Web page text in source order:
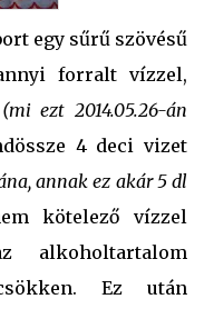
egy sűrű szövésű
forralt vízzel,
(mi ezt2014.05.26-án
4 deci vizet
annak ez akár 5 dl
kötelező vízzel
Ez után